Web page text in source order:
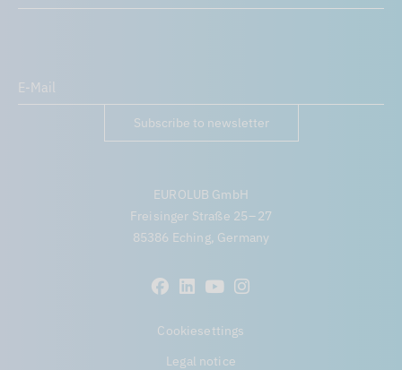
Subscribe to newsletter
EUROLUB GmbH
Freisinger Straße 25 – 27
85386 Eching, Germany
Cookiesettings
Legal notice